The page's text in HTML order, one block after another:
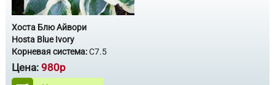
Хоста Блю Айвори
Hosta Blue Ivory
Корневая система:С7.5
Цена: 980р